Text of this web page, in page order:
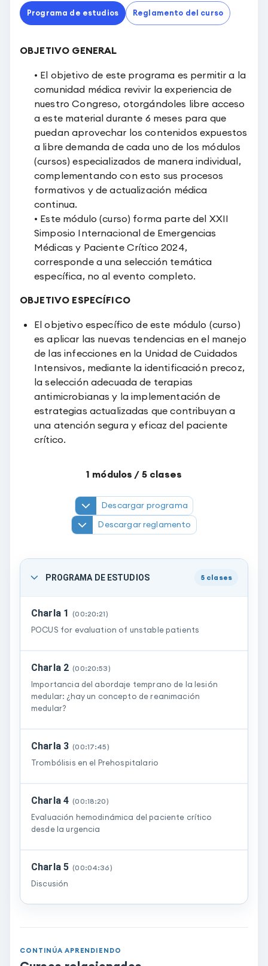
Programa de estudios Reglamento del curso
OBJETIVO GENERAL
• El objetivo de este programa es permitir a la
comunidad médica revivir la experiencia de
nuestro Congreso, otorgándoles libre acceso
a este material durante 6 meses para que
puedan aprovechar los contenidos expuestos
a libre demanda de cada uno de los módulos
(cursos) especializados de manera individual,
complementando con esto sus procesos
formativos y de actualización médica
continua.
• Este módulo (curso) forma parte del XXII
Simposio Internacional de Emergencias
Médicas y Paciente Crítico 2024,
corresponde a una selección temática
específica, no al evento completo.
OBJETIVO ESPECÍFICO
El objetivo específico de este módulo (curso)
es aplicar las nuevas tendencias en el manejo
de las infecciones en la Unidad de Cuidados
Intensivos, mediante la identificación precoz,
la selección adecuada de terapias
antimicrobianas y la implementación de
estrategias actualizadas que contribuyan a
una atención segura y eficaz del paciente
crítico.
1 módulos / 5clases
Descargar programa
Descargar reglamento
PROGRAMA DE ESTUDIOS 5 clases
Charla 1 (00:20:21)
POCUS for evaluation of unstable patients
Charla 2 (00:20:53)
Importancia del abordaje temprano de la lesión
medular: ¿hay un concepto de reanimación
medular?
Charla 3 (00:17:45)
Trombólisis en el Prehospitalario
Charla 4 (00:18:20)
Evaluación hemodinámica del paciente crítico
desde la urgencia
Charla 5 (00:04:36)
Discusión
CONTINÚA APRENDIENDO